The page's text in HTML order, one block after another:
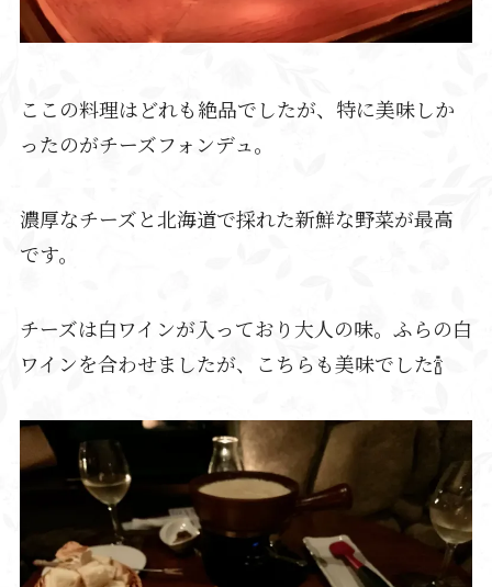
ここの料理はどれも絶品でしたが、特に美味しか
ったのがチーズフォンデュ。
濃厚なチーズと北海道で採れた新鮮な野菜が最高
です。
チーズは白ワインが入っており大人の味。ふらの白
ワインを合わせましたが、こちらも美味でした🍾